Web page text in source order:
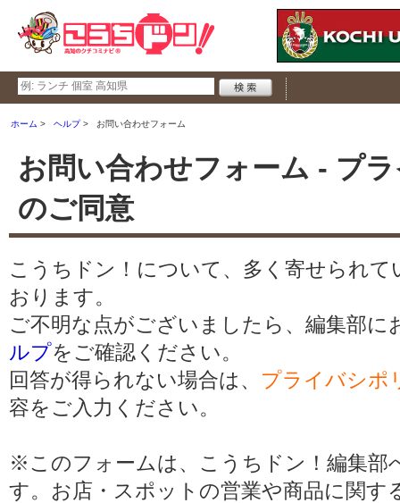
ホーム ヘルプ お問い合わせフォーム
お問い合わせフォーム - プ
のご同意
こうちドン！について、多く寄せられて
おります。
ご不明な点がございましたら、編集部
ルプをご確認ください。
回答が得られない場合は、 プライバシポ
容をご入力ください。
※このフォームは、こうちドン！編集部
す。お店・スポットの営業や商品に関す